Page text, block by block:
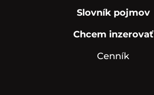
Slovník pojmov
Chcem inzerovať
Cenník